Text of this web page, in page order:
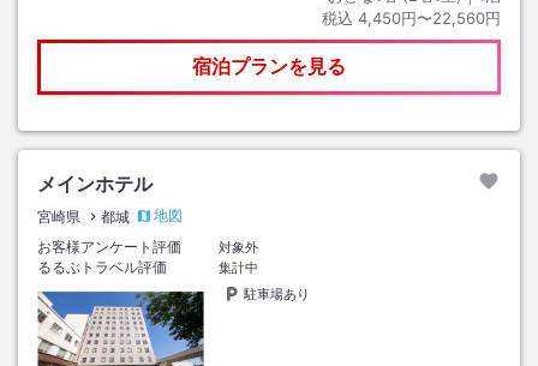
税込 4,450円〜22,560円
宿泊プランを見る
メインホテル
宮崎県 都城
地図
お客様アンケート評価
対象外
るるぶトラベル評価
集計中
駐車場あり